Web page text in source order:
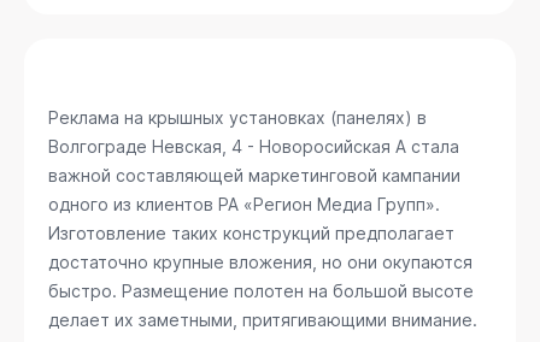
Реклама на крышных установках (панелях) в
Волгограде Невская, 4 - Новоросийская А стала
важной составляющей маркетинговой кампании
одного из клиентов РА «Регион Медиа Групп».
Изготовление таких конструкций предполагает
достаточно крупные вложения, но они окупаются
быстро. Размещение полотен на большой высоте
делает их заметными, притягивающими внимание.